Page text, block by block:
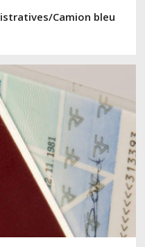
Camion bleu